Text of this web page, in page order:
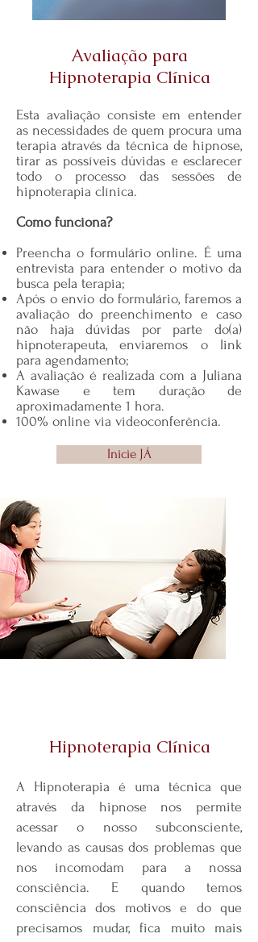
Avaliação para
Hipnoterapia Clínica
Esta avaliação consiste em entender
as necessidades de quem procura uma
terapia através da técnica de hipnose,
tirar as possíveis dúvidas e esclarecer
todo o processo das sessões de
hipnoterapia clínica.
Como funciona?
Preencha o formulário online. É uma
entrevista para entender o motivo da
busca pela terapia;
Após o envio do formulário, faremos a
avaliação do preenchimento e caso
não haja dúvidas por parte do(a)
hipnoterapeuta, enviaremos o link
para agendamento;
A avaliação é realizada com a Juliana
Kawase e tem duração de
aproximadamente 1 hora.
100% online via videoconferência.
Inicie JÁ
Hipnoterapia Clínica
A Hipnoterapia é uma técnica que
através da hipnose nos permite
acessar o nosso subconsciente,
levando as causas dos problemas que
nos incomodam para a nossa
consciência. E quando temos
consciência dos motivos e do que
precisamos mudar, fica muito mais